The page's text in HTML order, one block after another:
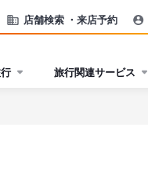
店舗検索 ・来店予約
旅行関連サービス